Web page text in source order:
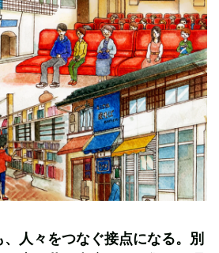
人々をつなぐ接点になる。別